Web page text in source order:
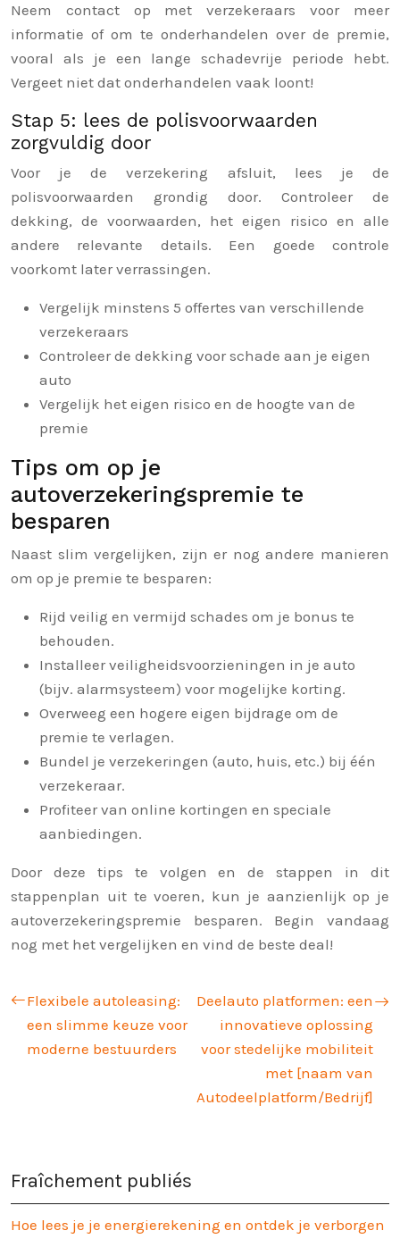
Neem contact op met verzekeraars voor meer
informatie of om te onderhandelen over de premie,
vooral als je een lange schadevrije periode hebt.
Vergeet niet dat onderhandelen vaak loont!
Stap 5: lees de polisvoorwaarden
zorgvuldig door
Voor je de verzekering afsluit, lees je de
polisvoorwaarden grondig door. Controleer de
dekking, de voorwaarden, het eigen risico en alle
andere relevante details. Een goede controle
voorkomt later verrassingen.
Vergelijk minstens 5 offertes van verschillende
verzekeraars
Controleer de dekking voor schade aan je eigen
auto
Vergelijk het eigen risico en de hoogte van de
premie
Tips om op je
autoverzekeringspremie te
besparen
Naast slim vergelijken, zijn er nog andere manieren
om op je premie te besparen:
Rijd veilig en vermijd schades om je bonus te
behouden.
Installeer veiligheidsvoorzieningen in je auto
(bijv. alarmsysteem) voor mogelijke korting.
Overweeg een hogere eigen bijdrage om de
premie te verlagen.
Bundel je verzekeringen (auto, huis, etc.) bij één
verzekeraar.
Profiteer van online kortingen en speciale
aanbiedingen.
Door deze tips te volgen en de stappen in dit
stappenplan uit te voeren, kun je aanzienlijk op je
autoverzekeringspremie besparen. Begin vandaag
nog met het vergelijken en vind de beste deal!
Flexibele autoleasing:
een slimme keuze voor
moderne bestuurders
Deelauto platformen: een
innovatieve oplossing
voor stedelijke mobiliteit
met [naam van
Autodeelplatform/Bedrijf]
Fraîchement publiés
Hoe lees je je energierekening en ontdek je verborgen